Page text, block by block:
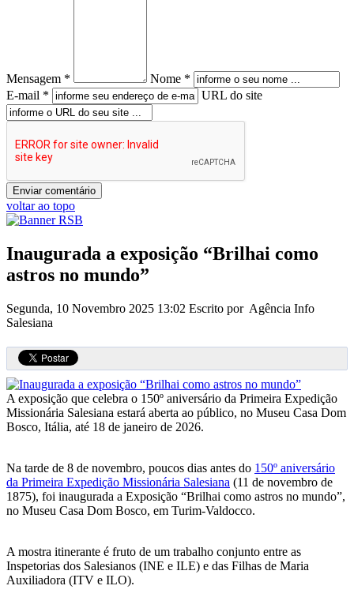
Mensagem *
Nome *
E-mail *
URL do site
voltar ao topo
Inaugurada a exposição “Brilhai como
astros no mundo”
Segunda, 10 Novembro 2025 13:02 Escrito por Agência Info
Salesiana
A exposição que celebra o 150º aniversário da Primeira Expedição
Missionária Salesiana estará aberta ao público, no Museu Casa Dom
Bosco, Itália, até 18 de janeiro de 2026.
Na tarde de 8 de novembro, poucos dias antes do 150º aniversário
da Primeira Expedição Missionária Salesiana (11 de novembro de
1875), foi inaugurada a Exposição “Brilhai como astros no mundo”,
no Museu Casa Dom Bosco, em Turim-Valdocco.
A mostra itinerante é fruto de um trabalho conjunto entre as
Inspetorias dos Salesianos (INE e ILE) e das Filhas de Maria
Auxiliadora (ITV e ILO).